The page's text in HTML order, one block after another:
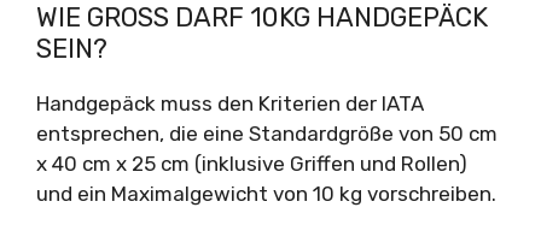
WIE GROSS DARF 10KG HANDGEPÄCK S
EIN?
Handgepäck muss den Kriterien der IATA
entsprechen, die eine Standardgröße von 50 cm
x 40 cm x 25 cm (inklusive Griffen und Rollen)
und ein Maximalgewicht von 10 kg vorschreiben.